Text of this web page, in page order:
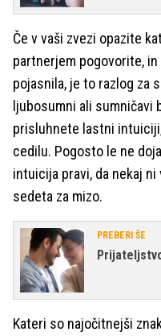
Če v vaši zvezi opazite
partnerjem pogovorite,
pojasnila, je to razlog za
ljubosumni ali sumničavi
prisluhnete lastni
cedilu. Pogosto le ne
intuicija pravi, da nekaj
sedeta za mizo.
PREBERI ŠE
Kateri so najočitnejši